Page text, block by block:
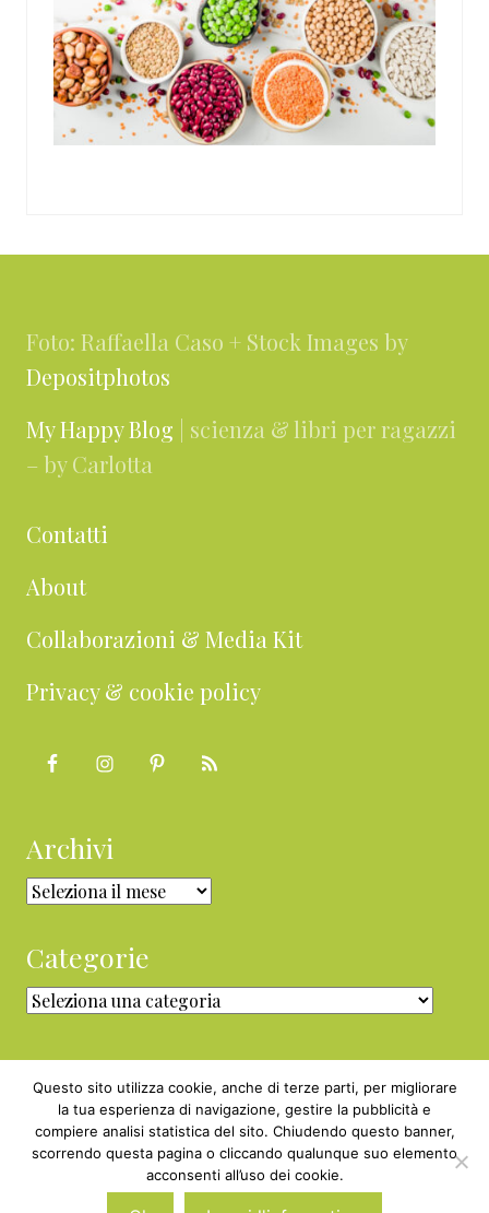
Foto: Raffaella Caso + Stock Images by
Depositphotos
My Happy Blog | scienza & libri per ragazzi
– by Carlotta
Contatti
About
Collaborazioni & Media Kit
Privacy & cookie policy
Archivi
Archivi
Categorie
Categorie
Copyright © 2010 - 2026 BabyGreen™ ·
P.IVA 05829800969 · Webmaster
Questo sito utilizza cookie, anche di terze parti, per migliorare
la tua esperienza di navigazione, gestire la pubblicità e
compiere analisi statistica del sito. Chiudendo questo banner,
scorrendo questa pagina o cliccando qualunque suo elemento
acconsenti all’uso dei cookie.